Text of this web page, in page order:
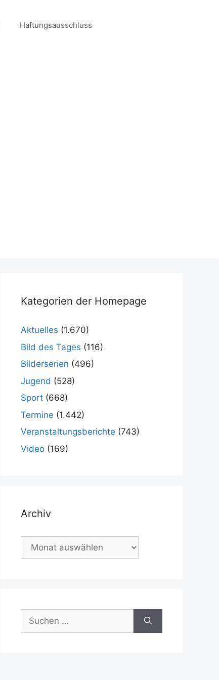
Haftungsausschluss
Kategorien der Homepage
Aktuelles (1.670)
Bild des Tages (116)
Bilderserien (496)
Jugend (528)
Sport (668)
Termine (1.442)
Veranstaltungsberichte (743)
Video (169)
Archiv
Archiv
nach: